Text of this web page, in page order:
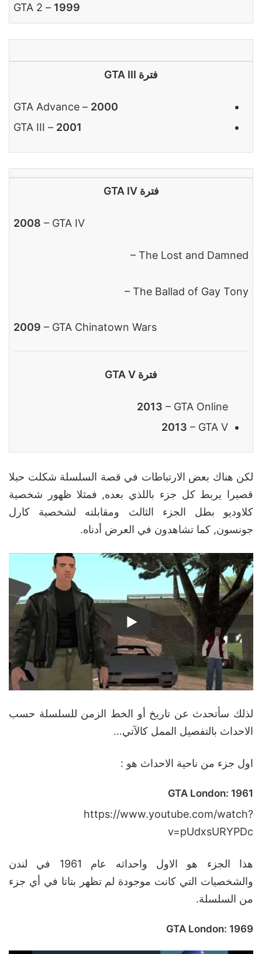
1999
– GTA 2
فترة GTA III
2000
–
GTA Advance
2001
–
GTA III
فترة GTA IV
2008 – GTA IV
– The Lost and Damned
– The Ballad of Gay Tony
2009 – GTA Chinatown Wars
فترة GTA V
2013 – GTA Online
2013 – GTA V
لكن هناك بعض الارتباطات في قصة السلسلة شكلت حبلا
قصيرا يربط كل جزء باللذي بعده, فمثلا ظهور شخصية
كلاوديو بطل الجزء الثالث ومقابلته لشخصية كارل
جونسون, كما تشاهدون في العرض أدناه.
لذلك سأتحدث عن تاريخ أو الخط الزمن للسلسلة حسب
الاحداث بالتفصيل الممل كالآتي…
اول جزء من ناحية الاحداث هو :
GTA London: 1961
https://www.youtube.com/watch?
v=pUdxsURYPDc
هذا الجزء هو الاول واحداثه عام 1961 في لندن
والشخصيات التي كانت موجودة لم تظهر بتاتا في أي جزء
من السلسلة.
GTA London: 1969